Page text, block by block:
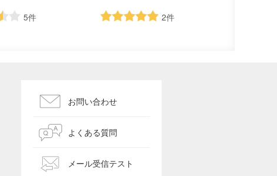
5件 2件
お問い合わせ
よくある質問
メール受信テスト